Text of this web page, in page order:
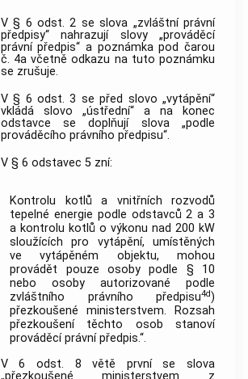
V § 6 odst. 2 se slova „zvláštní právní
předpisy“ nahrazují slovy „prováděcí
právní předpis“ a poznámka pod čarou
č. 4a včetně odkazu na tuto poznámku
se zrušuje.
V § 6 odst. 3 se před slovo „vytápění“
vkládá slovo „ústřední“ a na konec
odstavce se doplňují slova „podle
prováděcího právního předpisu“.
V § 6 odstavec 5 zní:
Kontrolu kotlů a vnitřních rozvodů
tepelné energie podle odstavců 2 a 3
a kontrolu kotlů o výkonu nad 200 kW
sloužících pro vytápění, umístěných
ve vytápěném objektu, mohou
provádět pouze osoby podle § 10
nebo osoby autorizované podle
zvláštního právního předpisu4d)
přezkoušené ministerstvem. Rozsah
přezkoušení těchto osob stanoví
prováděcí právní předpis.“.
V 6 odst. 8 větě první se slova
„přezkoušené ministerstvem z